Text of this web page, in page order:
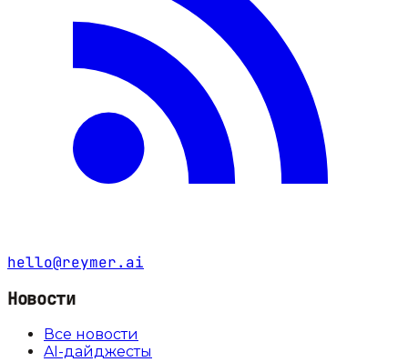
hello@reymer.ai
Новости
Все новости
AI-дайджесты